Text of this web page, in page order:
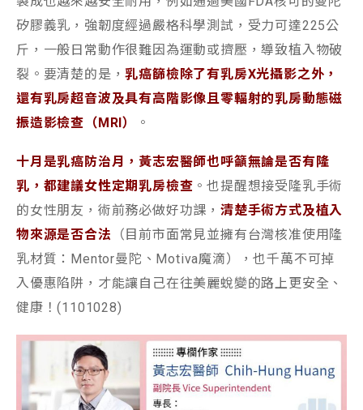
矽膠義乳，強韌度經過嚴格科學測試，受力可達225公
斤，一般日常動作很難因為運動或擠壓，導致植入物破
裂。要清楚的是，乳癌篩檢除了有乳房X光攝影之外，
還有乳房超音波及具有高階影像且零輻射的乳房動態磁
振造影檢查（MRI）
。
十月是乳癌防治月，黃志宏醫師也呼籲無論是否有隆
乳，都建議女性定期乳房檢查 。也提醒想接受隆乳手術
的女性朋友，術前務必做好功課，清楚手術方式及植入
物來源是否合法 （目前市面常見並擁有台灣核准使用隆
乳材質：Mentor曼陀、Motiva魔滴），也千萬不可掉
入優惠陷阱，才能讓自己在往美麗蛻變的路上更安全、
健康！(1101028)